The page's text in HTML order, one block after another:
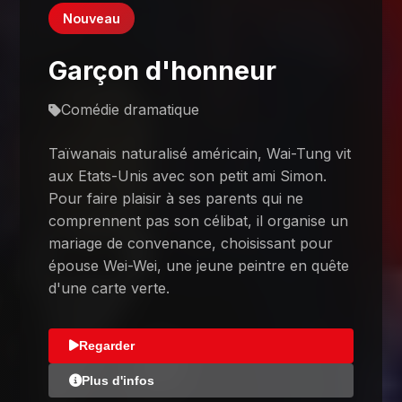
Nouveau
Garçon d'honneur
Comédie dramatique
Taïwanais naturalisé américain, Wai-Tung vit
aux Etats-Unis avec son petit ami Simon.
Pour faire plaisir à ses parents qui ne
comprennent pas son célibat, il organise un
mariage de convenance, choisissant pour
épouse Wei-Wei, une jeune peintre en quête
d'une carte verte.
Regarder
Plus d'infos